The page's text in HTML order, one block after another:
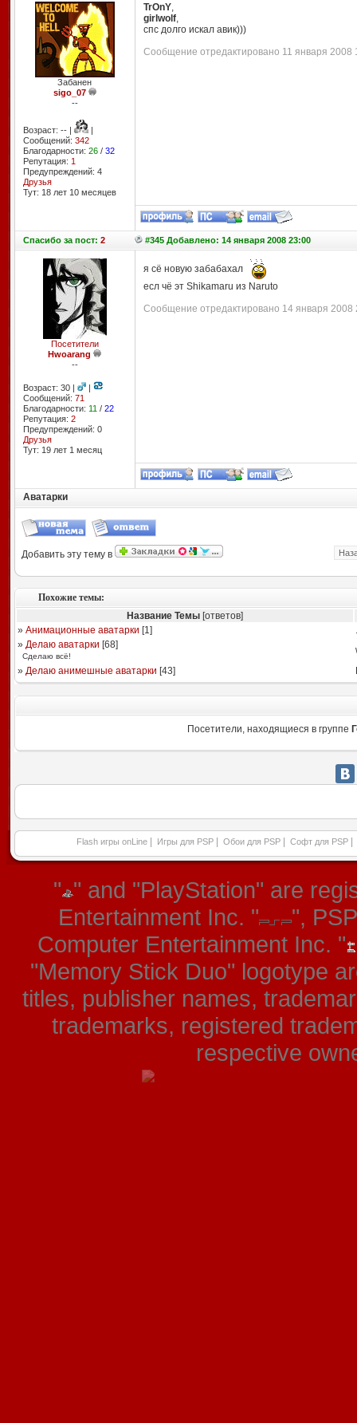
Забанен
sigo_07
--
Возраст: -- |
|
Сообщений: 342
Благодарности: 26/ 32
Репутация: 1
Предупреждений: 4
Друзья
Тут: 18 лет 10 месяцев
TrOnY,
girlwolf,
спс долго искал авик)))
Сообщение отредактировано 11 января 2008
Спасибоза пост: 2 #345 Добавлено: 14 января 2008 23:00
Посетители
Hwoarang
--
Возраст: 30 |
|
Сообщений: 71
Благодарности: 11 / 22
Репутация: 2
Предупреждений: 0
Друзья
Тут: 19 лет 1 месяц
я сё новую забабахал
есл чё эт Shikamaru из Naruto
Сообщение отредактировано 14 января 2008
Аватарки
Добавить эту тему в
Похожие темы:
Название Темы[ответов]
» Анимационные аватарки [1]
» Делаю аватарки [68]
Сдeлаю всё!
» Делаю анимешные аватарки [43]
Посетители, находящиеся в группе
Flash игры onLine Игры для PSP Обои для PSP Софт для PSP
" " and "PlayStation" are
Entertainment Inc. "
",
Computer Entertainment Inc. "
"Memory Stick Duo" logotype
titles, publisher names,
trademarks, registered
respective